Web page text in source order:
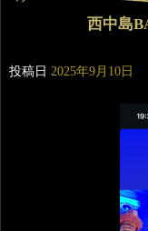
西中島
投稿日 2025年9月10日